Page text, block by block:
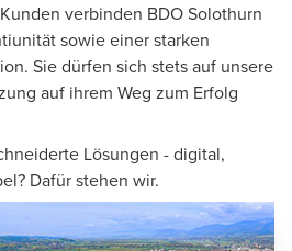
verbinden BDO Solothurn
sowie einer starken
Sie dürfen sich stets auf unsere
auf ihrem Weg zum Erfolg
Lösungen - digital,
Dafür stehen wir.